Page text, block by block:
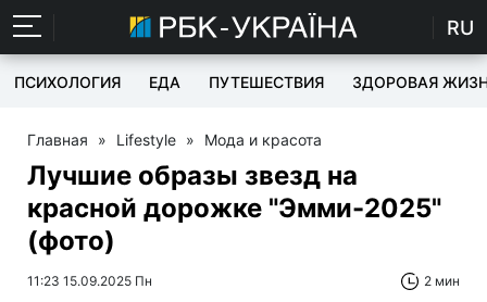
RU
ПСИХОЛОГИЯ ЕДА ПУТЕШЕСТВИЯ ЗДОРОВАЯ
Главная » Lifestyle » Мода и красота
Лучшие образы звезд на
красной дорожке "Эмми-2025"
(фото)
11:23 15.09.2025 Пн 2 мин